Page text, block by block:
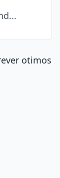
otimos